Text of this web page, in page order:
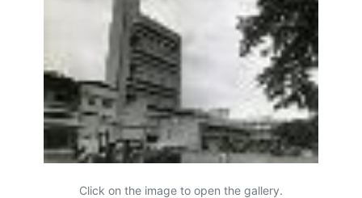
Click on the image to open the gallery.